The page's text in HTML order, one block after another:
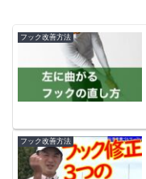
フック改善方法
フック改善方法